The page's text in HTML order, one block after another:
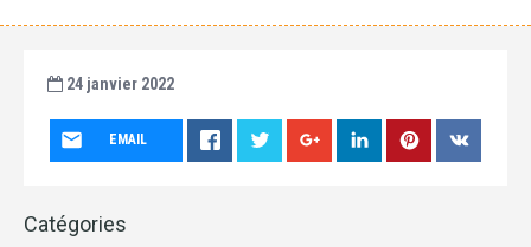
24 janvier 2022
EMAIL
Catégories